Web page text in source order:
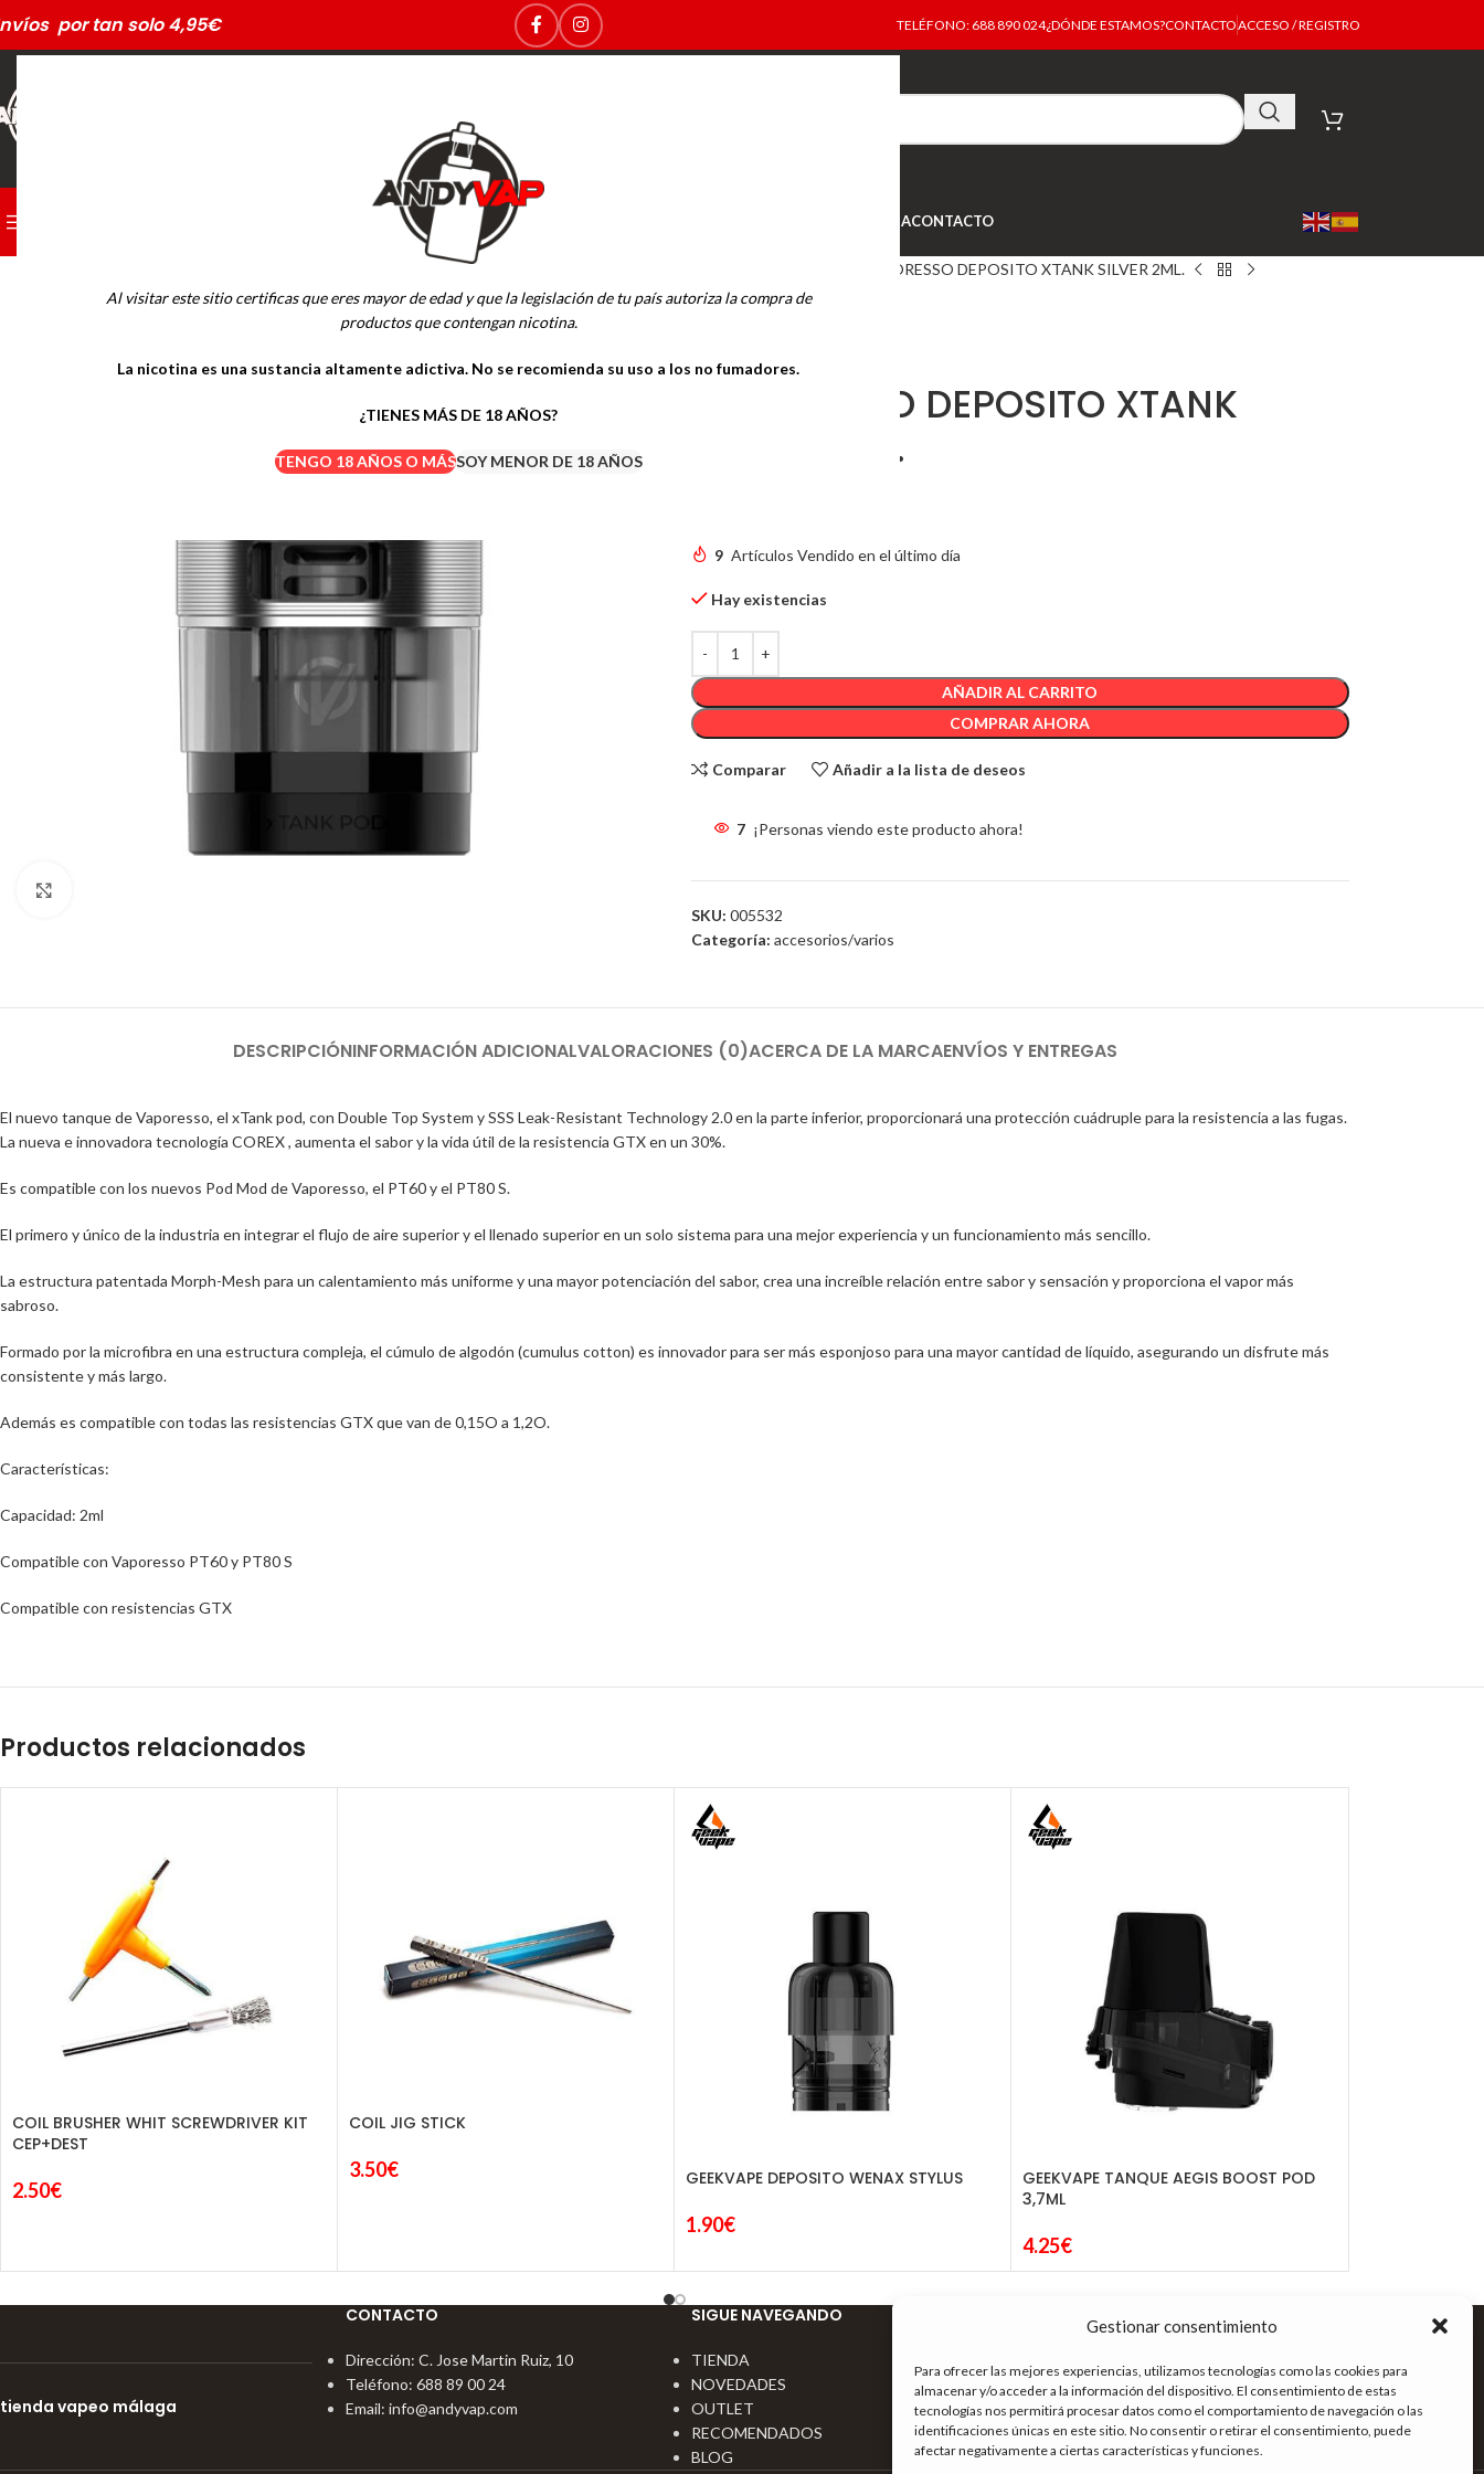
Al visitar este sitio certificas que eres mayor de edad y que la legislación de tu país autoriza la compra de
productos que contengan nicotina.
La nicotina es una sustancia altamente adictiva. No se recomienda su uso a los no fumadores.
¿TIENES MÁS DE 18 AÑOS?
TENGO 18 AÑOS O MÁSSOY MENOR DE 18 AÑOS
Gestionar consentimiento
Para ofrecer las mejores experiencias, utilizamos tecnologías como las cookies para
almacenar y/o acceder a la información del dispositivo. El consentimiento de estas
tecnologías nos permitirá procesar datos como el comportamiento de navegación o las
identificaciones únicas en este sitio. No consentir o retirar el consentimiento, puede
afectar negativamente a ciertas características y funciones.
por tan solo 4,95€ TELÉFONO: 688 890 024¿DÓNDE ESTAMOS?CONTACTOACCESO / REGISTRO
PODS DESECHABLES
Drifter Desechables
TIENDACONTACTO
VAPORESSO DEPOSITO XTANK SILVER 2ML.
VAPORESSO DEPOSITO XTANK
SILVER 2ML.
9 Artículos Vendido en el último día
Hay existencias
AÑADIR AL CARRITO
COMPRAR AHORA
Comparar Añadir a la lista de deseos
7 ¡Personas viendo este producto ahora!
SKU: 005532
Categoría: accesorios/varios
DESCRIPCIÓNINFORMACIÓN ADICIONALVALORACIONES (0)ACERCA DE LA MARCAENVÍOS Y ENTREGAS
El nuevo tanque de Vaporesso, el xTank pod, con Double Top System y SSS Leak-Resistant Technology 2.0 en la parte inferior, proporcionará una protección cuádruple para la resistencia a las fugas.
La nueva e innovadora tecnología COREX , aumenta el sabor y la vida útil de la resistencia GTX en un 30%.
Es compatible con los nuevos Pod Mod de Vaporesso, el PT60 y el PT80 S.
El primero y único de la industria en integrar el flujo de aire superior y el llenado superior en un solo sistema para una mejor experiencia y un funcionamiento más sencillo.
La estructura patentada Morph-Mesh para un calentamiento más uniforme y una mayor potenciación del sabor, crea una increíble relación entre sabor y sensación y proporciona el vapor más
sabroso.
Formado por la microfibra en una estructura compleja, el cúmulo de algodón (cumulus cotton) es innovador para ser más esponjoso para una mayor cantidad de líquido, asegurando un disfrute más
consistente y más largo.
Además es compatible con todas las resistencias GTX que van de 0,15O a 1,2O.
Características:
Capacidad: 2ml
Compatible con Vaporesso PT60 y PT80 S
Compatible con resistencias GTX
Productos relacionados
COIL BRUSHER WHIT SCREWDRIVER KIT
CEP+DEST
2.50€
COIL JIG STICK
3.50€ GEEKVAPE DEPOSITO WENAX STYLUS
1.90€
GEEKVAPE TANQUE AEGIS BOOST POD
3,7ML
4.25€
tienda vapeo málaga
CONTACTO
Dirección: C. Jose Martin Ruiz, 10
Teléfono: 688 89 00 24
Email: info@andyvap.com
SIGUE NAVEGANDO
TIENDA
NOVEDADES
OUTLET
RECOMENDADOS
BLOG
Política de privacidad
Política de cookies
Aviso legal